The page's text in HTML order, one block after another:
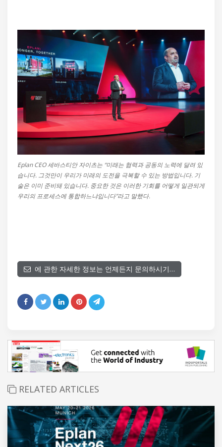
Eplan CEO 세바스티안 자이츠는 “미래는 협력과 공동의 노력에 달려 있
습니다. 그것만이 우리가 미래의 도전을 극복할 수 있는 방법입니다. 기
술은 이미 준비돼 있습니다. 중요한 것은 이러한 기회를 어떻게 일관되게
우리의 프로세스에 통합하느냐입니다”라고 말했다.
에 관한 자세한 정보는 언제든지 문의하시기…
RELATED ARTICLES